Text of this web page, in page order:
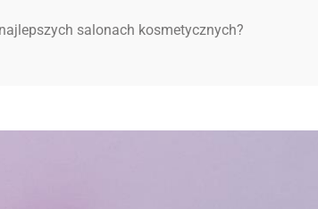
salonach kosmetycznych?